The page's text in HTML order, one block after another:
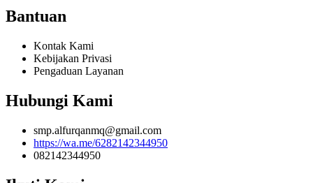
Bantuan
Kontak Kami
Kebijakan Privasi
Pengaduan Layanan
Hubungi Kami
smp.alfurqanmq@gmail.com
https://wa.me/6282142344950
082142344950